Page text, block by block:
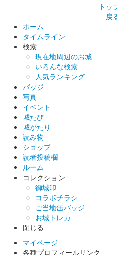
姫路城 御城印
白鷺城（姫路城）
当初500セット限定だったが追加
姫路城 御城印
当初500セット限定だったが追加
姫路城 御城印
配布終了
JR西日本のまるっとひょうご夏
入城した方限定で、姫路城とJR
をプレゼント。
トッ
戻
ホーム
タイムライン
検索
現在地周辺のお城
いろんな検索
人気ランキング
バッジ
写真
イベント
城たび
城がたり
読み物
ショップ
読者投稿欄
ルーム
コレクション
御城印
コラボチラシ
ご当地缶バッジ
お城トレカ
閉じる
マイページ
各種プロフィールリンク